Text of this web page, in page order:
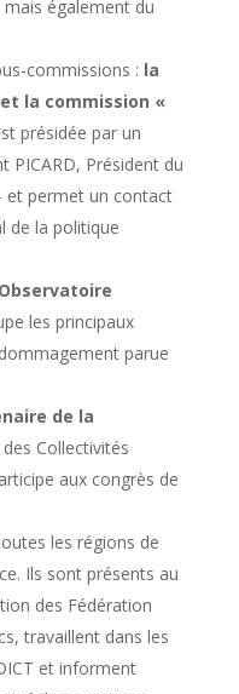
mais également du
commissions : la
la commission «
présidée par un
PICARD, Président du
et permet un contact
de la politique
les principaux
parue
de la
Collectivités
aux congrès de
les régions de
Ils sont présents au
des Fédération
travaillent dans les
et informent